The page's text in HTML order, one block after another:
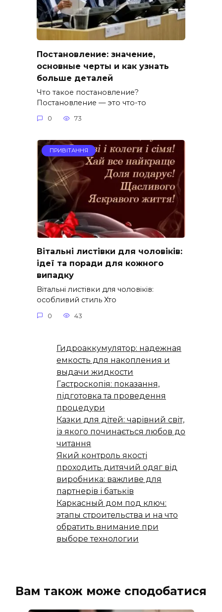
Постановление: значение,
основные черты и как узнать
больше деталей
Что такое постановление?
Постановление — это что-то
0 73
ПРИВІТАННЯ
Вітальні листівки для чоловіків:
ідеї та поради для кожного
випадку
Вітальні листівки для чоловіків:
особливий стиль Хто
0 43
Гидроаккумулятор: надежная
емкость для накопления и
выдачи жидкости
Гастроскопія: показання,
підготовка та проведення
процедури
Казки для дітей: чарівний світ,
із якого починається любов до
читання
Який контроль якості
проходить дитячий одяг від
виробника: важливе для
партнерів і батьків
Каркасный дом под ключ:
этапы строительства и на что
обратить внимание при
выборе технологии
Вам також може сподобатися